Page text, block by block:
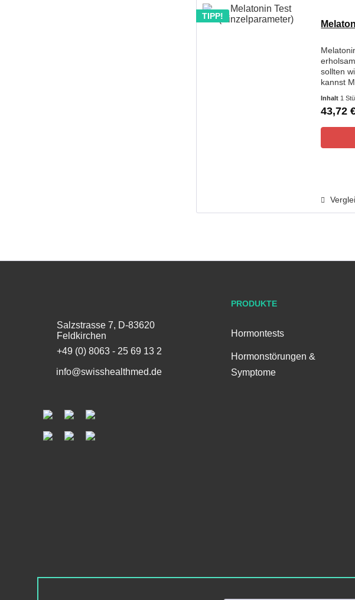
TIPP!
sollten
kannst
Inhalt 1
43,72
Salzstrasse 7, D-83620
Feldkirchen
+49 (0) 8063 - 25 69 13 2
info@swisshealthmed.de
PRODUKTE
Hormontests
Hormonstörungen &
Symptome